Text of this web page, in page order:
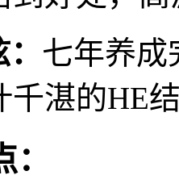
七年养成
千湛的HE